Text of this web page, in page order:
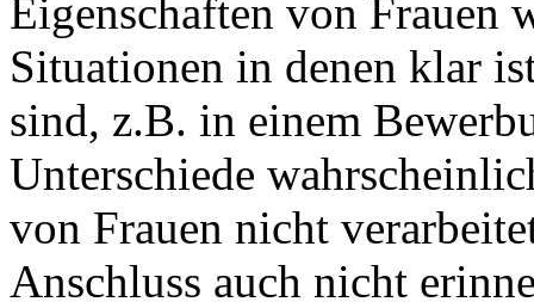
Eigenschaften von Frauen
Situationen in denen klar
sind, z.B. in einem
Unterschiede
von Frauen nicht
Anschluss auch nicht